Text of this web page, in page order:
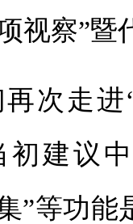
视察”暨
走进“
初建议
”等功